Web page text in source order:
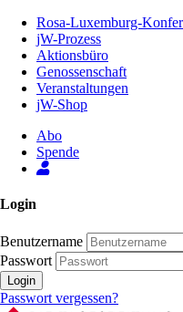
Inhalt
Seite
Rosa-Luxemburg-
jW-Prozess
Aktionsbüro
Genossenschaft
Veranstaltungen
jW-Shop
Abo
Spende
Login
Benutzername
Passwort
Login
Passwort vergessen?